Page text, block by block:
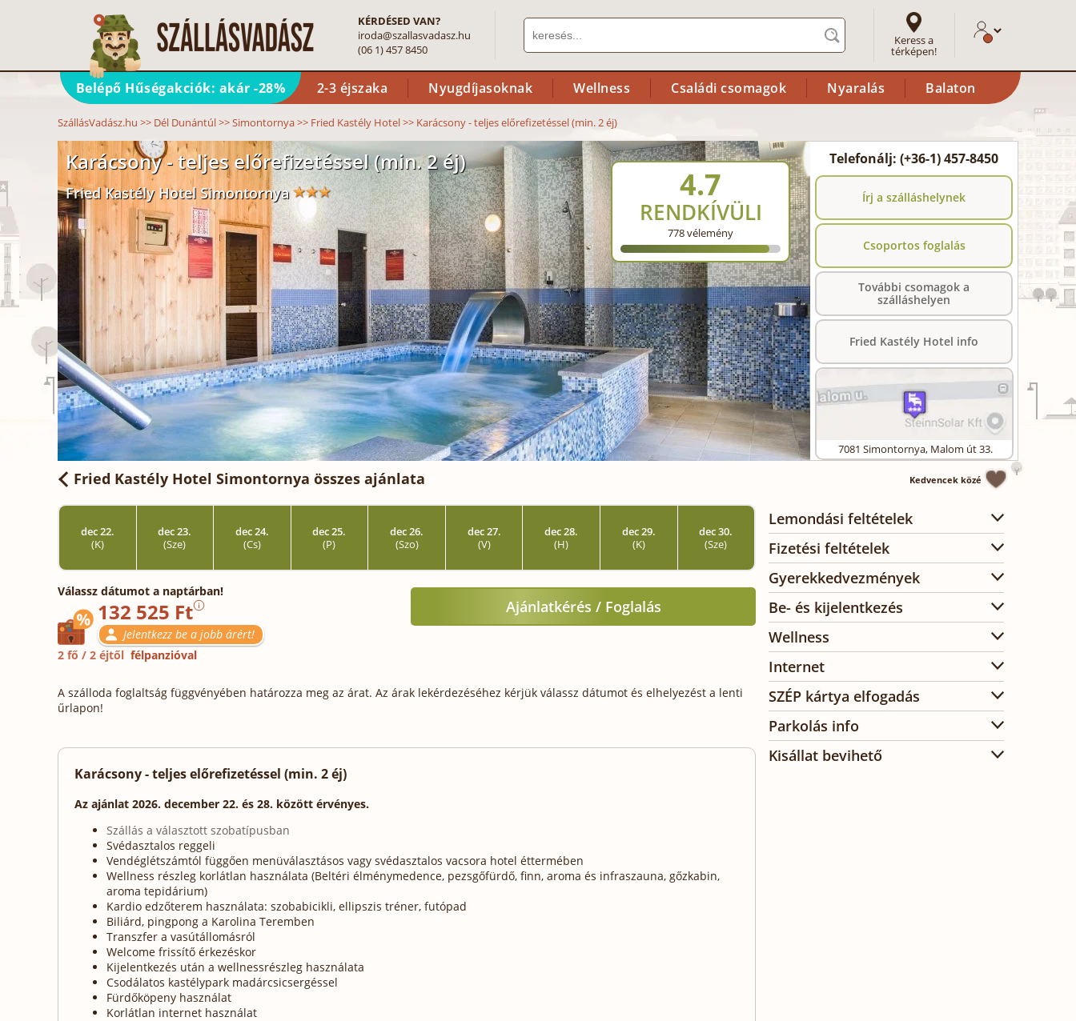
KÉRDÉSED VAN?
iroda@szallasvadasz.hu
(06 1) 457 8450
Keress a
térképen!
Belépő Hűségakciók: akár -28% 2-3 éjszaka Nyugdíjasoknak Wellness Családi csomagok Nyaralás Balaton
SzállásVadász.hu >> Dél Dunántúl>>Simontornya>> Fried Kastély Hotel>> Karácsony - teljes előrefizetéssel (min. 2 éj)
Karácsony - teljes előrefizetéssel (min. 2 éj)
Fried Kastély Hotel Simontornya 4.7
RENDKÍVÜLI
778vélemény
Telefonálj: (+36-1) 457-8450
Írj a szálláshelynek
Csoportos foglalás
További csomagok a
szálláshelyen
Fried Kastély Hotel info
7081 Simontornya, Malom út 33.
Fried Kastély Hotel Simontornya összes ajánlata Kedvencek közé
dec 22.
(K)
dec 23.
(Sze)
dec 24.
(Cs)
dec 25.
(P)
dec 26.
(Szo)
dec 27.
(V)
dec 28.
(H)
dec 29.
(K)
dec 30.
(Sze)
Válassz dátumot a naptárban!
132 525 Ft
Jelentkezz be a jobb árért!
2 fő / 2 éjtől félpanzióval
Ajánlatkérés / Foglalás
A szálloda foglaltság függvényében határozza meg az árat. Az árak lekérdezéséhez kérjük válassz dátumot és elhelyezést a lenti
űrlapon!
Karácsony - teljes előrefizetéssel (min. 2 éj)
Az ajánlat 2026. december 22. és 28. között érvényes.
Szállás a választott szobatípusban
Svédasztalos reggeli
Vendéglétszámtól függően menüválasztásos vagy svédasztalos vacsora hotel éttermében
Wellness részleg korlátlan használata (Beltéri élménymedence, pezsgőfürdő, finn, aroma és infraszauna, gőzkabin,
aroma tepidárium)
Kardio edzőterem használata: szobabicikli, ellipszis tréner, futópad
Biliárd, pingpong a Karolina Teremben
Transzfer a vasútállomásról
Welcome frissítő érkezéskor
Kijelentkezés után a wellnessrészleg használata
Csodálatos kastélypark madárcsicsergéssel
Fürdőköpeny használat
Korlátlan internet használat
Lemondási feltételek
Fizetési feltételek
Gyerekkedvezmények
Be- és kijelentkezés
Wellness
Internet
SZÉP kártya elfogadás
Parkolás info
Kisállat bevihető